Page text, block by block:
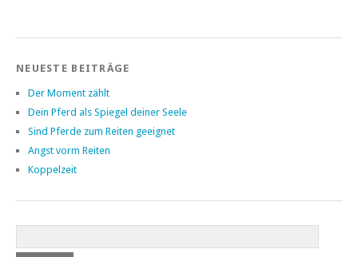
NEUESTE BEITRÄGE
Der Moment zählt
Dein Pferd als Spiegel deiner Seele
Sind Pferde zum Reiten geeignet
Angst vorm Reiten
Koppelzeit